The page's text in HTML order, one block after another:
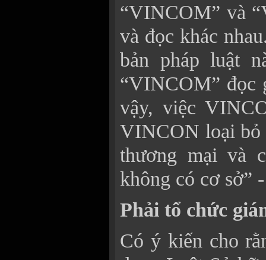
“VINCOM” và
và đọc khác
bản pháp luật
“VINCOM” đọc
vậy, việc
VINCON loại bỏ
thương mại và
không có cơ sở”
Phải tổ chức
Có ý kiến cho